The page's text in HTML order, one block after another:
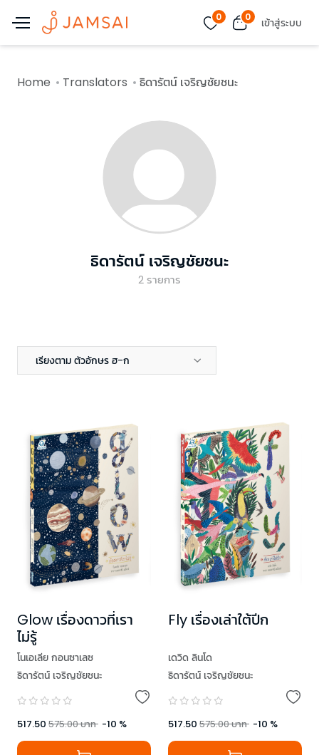
0 0 เข้าสู่ระบบ
Home Translators ธิดารัตน์ เจริญชัยชนะ
ธิดารัตน์ เจริญชัยชนะ
2รายการ
เรียงตาม ตัวอักษร ฮ-ก
Glow เรื่องดาวที่เรา
ไม่รู้
โนเอเลีย กอนซาเลซ
ธิดารัตน์ เจริญชัยชนะ
517.50 575.00บาท -10 %
Fly เรื่องเล่าใต้ปีก
เดวิด ลินโด
ธิดารัตน์ เจริญชัยชนะ
517.50 575.00บาท -10 %